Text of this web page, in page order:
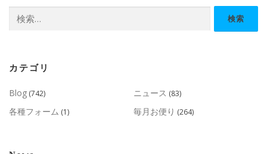
索:
カテゴリ
Blog (742) ニュース (83)
各種フォーム (1) 毎月お便り (264)